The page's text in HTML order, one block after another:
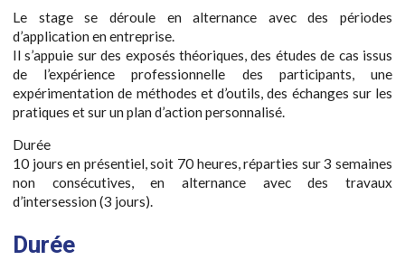
Le stage se déroule en alternance avec des périodes
d’application en entreprise.
Il s’appuie sur des exposés théoriques, des études de cas issus
de l’expérience professionnelle des participants, une
expérimentation de méthodes et d’outils, des échanges sur les
pratiques et sur un plan d’action personnalisé.
Durée
10 jours en présentiel, soit 70 heures, réparties sur 3 semaines
non consécutives, en alternance avec des travaux
d’intersession (3 jours).
Durée